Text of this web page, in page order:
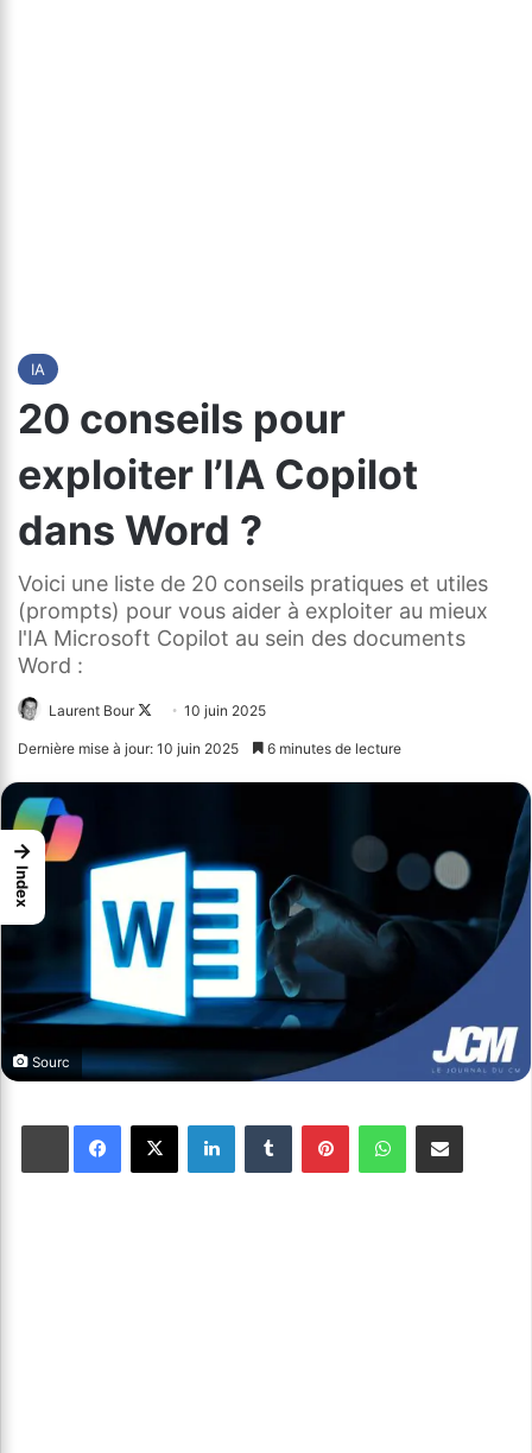
IA
20 conseils pour
exploiter l’IA Copilot
dans Word ?
Voici une liste de 20 conseils pratiques et utiles
(prompts) pour vous aider à exploiter au mieux
l'IA Microsoft Copilot au sein des documents
Word :
Laurent Bour
Follow10 juin 2025
Dernière mise à jour: 10 juin 2025 6 minutes de lecture
Sourc
→
Index